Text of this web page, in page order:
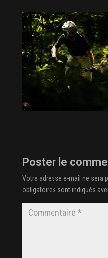
Poster le
Votre adresse e-mail ne sera
obligatoires sont indiqués